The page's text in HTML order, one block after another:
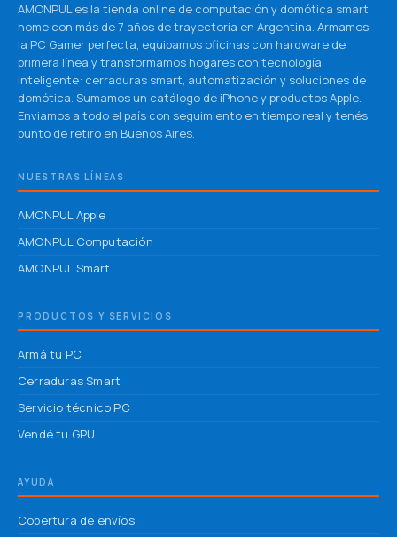
AMONPUL es la tienda online de computación y domótica smart
home con más de 7 años de trayectoria en Argentina. Armamos
la PC Gamer perfecta, equipamos oficinas con hardware de
primera línea y transformamos hogares con tecnología
inteligente: cerraduras smart, automatización y soluciones de
domótica. Sumamos un catálogo de iPhone y productos Apple.
Enviamos a todo el país con seguimiento en tiempo real y tenés
punto de retiro en Buenos Aires.
NUESTRAS LÍNEAS
AMONPUL Apple
AMONPUL Computación
AMONPUL Smart
PRODUCTOS Y SERVICIOS
Armá tu PC
Cerraduras Smart
Servicio técnico PC
Vendé tu GPU
AYUDA
Cobertura de envíos